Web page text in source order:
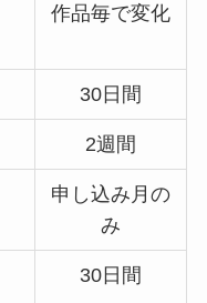
作品毎で変化
30日間
2週間
申し込み月の
み
30日間